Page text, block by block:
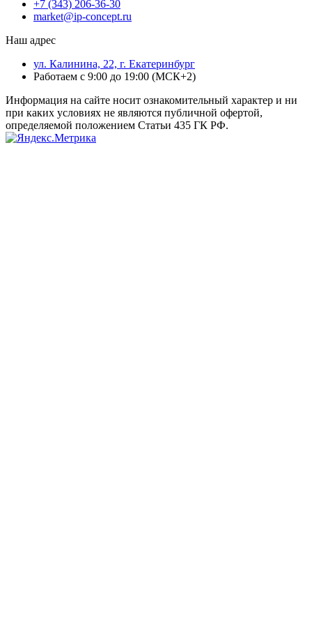
+7 (343) 206-36-30
market@ip-concept.ru
Наш адрес
ул. Калинина, 22, г. Екатеринбург
Работаем с 9:00 до 19:00 (МСК+2)
Информация на сайте носит ознакомительный характер и ни
при каких условиях не являются публичной офертой,
определяемой положением Статьи 435 ГК РФ.